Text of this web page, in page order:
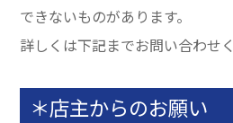
できないものがあります。
詳しくは下記までお問い合わせ
＊店主からのお願い